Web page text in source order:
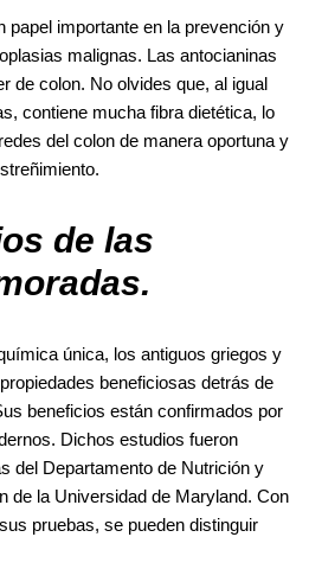
papel importante en la prevención y
malignas. Las antocianinas
de colon. No olvides que, al igual
contiene mucha fibra dietética, lo
del colon de manera oportuna y
de las
única, los antiguos griegos y
beneficiosas detrás de
beneficios están confirmados por
Dichos estudios fueron
del Departamento de Nutrición y
de la Universidad de Maryland. Con
pruebas, se pueden distinguir